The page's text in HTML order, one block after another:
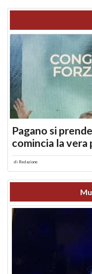
Pagano si
comincia la vera
di Redazione